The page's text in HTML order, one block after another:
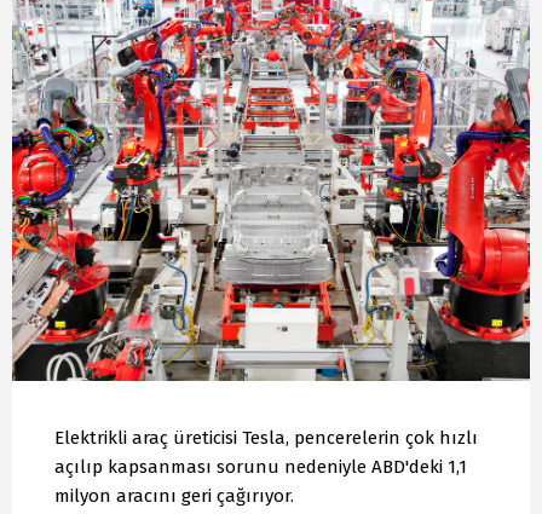
Elektrikli araç üreticisi Tesla, pencerelerin çok hızlı
açılıp kapsanması sorunu nedeniyle ABD'deki 1,1
milyon aracını geri çağırıyor.